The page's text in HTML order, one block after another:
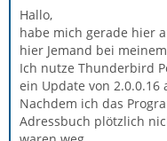
Hallo,
habe mich gerade hier
hier Jemand bei
Ich nutze Thunderbird
ein Update von 2.0.0.16
Nachdem ich das
Adressbuch plötzlich